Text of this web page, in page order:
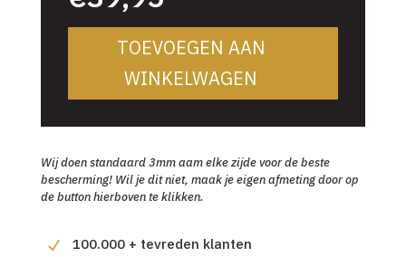
TOEVOEGEN AAN
WINKELWAGEN
Wij doen standaard 3mm aam elke zijde voor de beste
bescherming! Wil je dit niet, maak je eigen afmeting door op
de button hierboven te klikken.
100.000 + tevreden klanten